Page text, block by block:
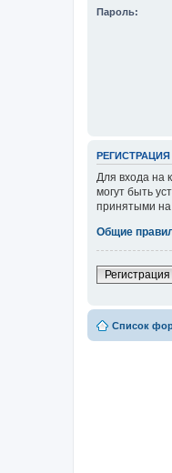
Пароль:
РЕГИСТРАЦИЯ
Для входа на
могут быть
принятыми на
Общие
Регистрация
Список